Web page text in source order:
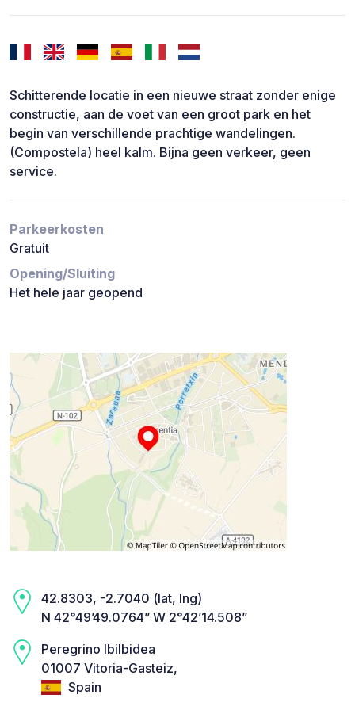
Schitterende locatie in een nieuwe straat zonder enige
constructie, aan de voet van een groot park en het
begin van verschillende prachtige wandelingen.
(Compostela) heel kalm. Bijna geen verkeer, geen
service.
Parkeerkosten
Gratuit
Opening/Sluiting
Het hele jaar geopend
42.8303, -2.7040 (lat, lng)
N 42°49’49.0764” W 2°42’14.508”
Peregrino Ibilbidea
01007 Vitoria-Gasteiz,
Spain